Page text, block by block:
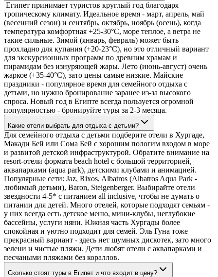
Египет принимает туристов круглый год благодаря
тропическому климату. Идеальное время - март, апрель, май
(весенний сезон) и сентябрь, октябрь, ноябрь (осень), когда
температура комфортная +25-30°C, море теплое, а ветра не
такие сильные. Зимой (январь, февраль) может быть
прохладно для купания (+20-23°C), но это отличный вариант
для экскурсионных программ по древним храмам и
пирамидам без изнуряющей жары. Лето (июнь-август) очень
жаркое (+35-40°C), зато цены самые низкие. Майские
праздники - популярное время для семейного отдыха с
детьми, но нужно бронирование заранее из-за высокого
спроса. Новый год в Египте всегда пользуется огромной
популярностью - бронируйте туры за 2-3 месяца.
Какие отели выбрать для отдыха с детьми?
Для семейного отдыха с детьми подберите отели в Хургаде,
Макади Бей или Сома Бей с хорошим пологим входом в море
и развитой детской инфраструктурой. Обратите внимание на
resort-отели формата beach hotel с большой территорией,
аквапарками (aqua park), детскими клубами и анимацией.
Популярные сети: Jaz, Rixos, Albatros (Albatros Aqua Park -
любимый детьми), Baron, Steigenberger. Выбирайте отели
звездности 4-5* с питанием all inclusive, чтобы не думать о
питании для детей. Много отелей, которые подходят семьям -
у них всегда есть детское меню, мини-клубы, неглубокие
бассейны, услуги няни. Южная часть Хургады более
спокойная и уютно подходит для семей. Эль Гуна тоже
прекрасный вариант - здесь нет шумных дискотек, зато много
зелени и чистые пляжи. Дети любят отели с аквапарками и
песчаными пляжами без кораллов.
Сколько стоят туры в Египет и что входит в цену?